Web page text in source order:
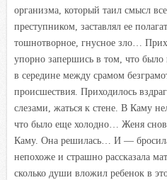
организма, который таил смысл
преступником, заставлял ее
тошнотворное, гнусное зло…
упорно запершись в том, что было
в середине между срамом
происшествия. Приходилось
слезами, жаться к стене. В Каму
что было еще холодно… Женя
Каму. Она решилась… И —
непохоже и страшно рассказала
сколько души вложил ребенок в